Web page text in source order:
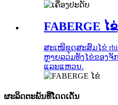
FABERGE ໄຂ່
ສະເໜີຊຸດສະສົມໄຂ່
ຫຼາຍລວມທັງໄຂ່ຂອງຈັ
ແລະແຫວນ.
ຜະລິດຕະພັນທີ່ໂດດເດັ່ນ